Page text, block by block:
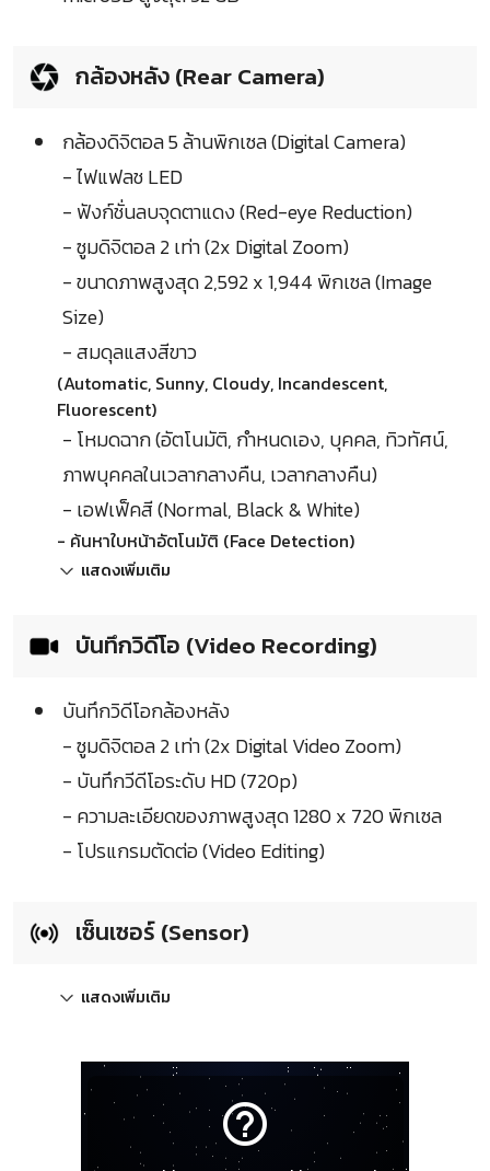
กล้องหลัง (Rear Camera)
กล้องดิจิตอล 5 ล้านพิกเซล (Digital Camera)
- ไฟแฟลช LED
- ฟังก์ชั่นลบจุดตาแดง (Red-eye Reduction)
- ซูมดิจิตอล 2 เท่า (2x Digital Zoom)
- ขนาดภาพสูงสุด 2,592 x 1,944 พิกเซล (Image
Size)
- สมดุลแสงสีขาว
(Automatic, Sunny, Cloudy, Incandescent,
Fluorescent)
- โหมดฉาก (อัตโนมัติ, กำหนดเอง, บุคคล, ทิวทัศน์,
ภาพบุคคลในเวลากลางคืน, เวลากลางคืน)
- เอฟเฟ็คสี (Normal, Black & White)
- ค้นหาใบหน้าอัตโนมัติ (Face Detection)
แสดงเพิ่มเติม
บันทึกวิดีโอ (Video Recording)
บันทึกวิดีโอกล้องหลัง
- ซูมดิจิตอล 2 เท่า (2x Digital Video Zoom)
- บันทึกวีดีโอระดับ HD (720p)
- ความละเอียดของภาพสูงสุด 1280 x 720 พิกเซล
- โปรแกรมตัดต่อ (Video Editing)
เซ็นเซอร์ (Sensor)
แสดงเพิ่มเติม
help_outline